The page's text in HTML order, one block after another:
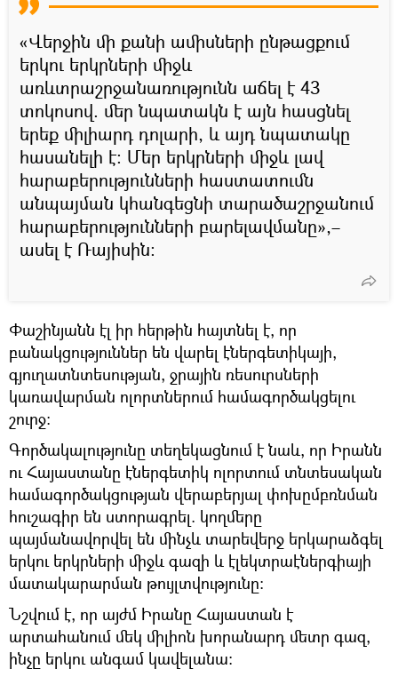
«Վերջին մի քանի ամիսների ընթացքում
երկու երկրների միջև
առևտրաշրջանառությունն աճել է 43
տոկոսով. մեր նպատակն է այն հասցնել
երեք միլիարդ դոլարի, և այդ նպատակը
հասանելի է։ Մեր երկրների միջև լավ
հարաբերությունների հաստատումն
անպայման կհանգեցնի տարածաշրջանում
հարաբերությունների բարելավմանը»,–
ասել է Ռայիսին։
Փաշինյանն էլ իր հերթին հայտնել է, որ
բանակցություններ են վարել էներգետիկայի,
գյուղատնտեսության, ջրային ռեսուրսների
կառավարման ոլորտներում համագործակցելու
շուրջ։
Գործակալությունը տեղեկացնում է նաև, որ Իրանն
ու Հայաստանը էներգետիկ ոլորտում տնտեսական
համագործակցության վերաբերյալ փոխըմբռնման
հուշագիր են ստորագրել. կողմերը
պայմանավորվել են մինչև տարեվերջ երկարաձգել
երկու երկրների միջև գազի և էլեկտրաէներգիայի
մատակարարման թույլտվությունը:
Նշվում է, որ այժմ Իրանը Հայաստան է
արտահանում մեկ միլիոն խորանարդ մետր գազ,
ինչը երկու անգամ կավելանա։